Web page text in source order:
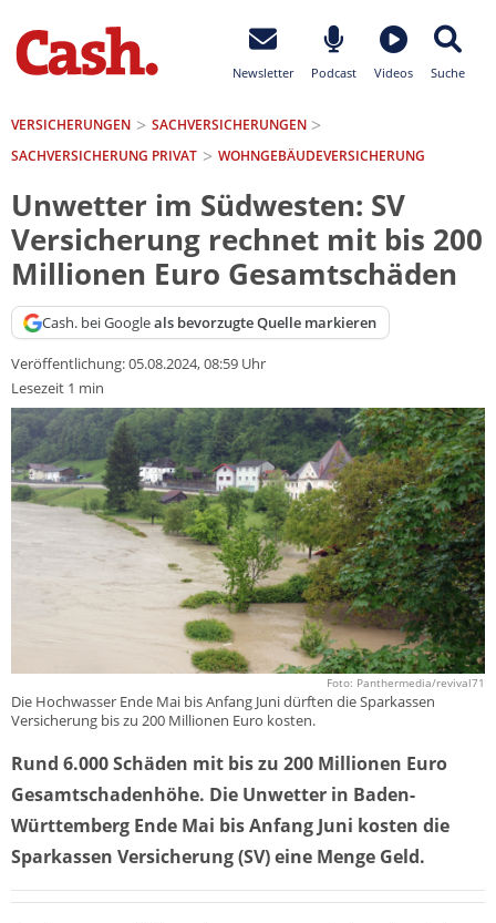
Newsletter Podcast Videos Suche
VERSICHERUNGEN
SACH­VERSICHERUNGEN
SACHVERSICHERUNG PRIVAT
WOHNGEBÄUDEVERSICHERUNG
Unwetter im Südwesten: SV
Versicherung rechnet mit bis 200
Millionen Euro Gesamtschäden
Cash. bei Googleals bevorzugte Quelle markieren
Veröffentlichung:05.08.2024, 08:59 Uhr
Lesezeit 1 min
Foto: Panthermedia/revival71
Die Hochwasser Ende Mai bis Anfang Juni dürften die Sparkassen
Versicherung bis zu 200 Millionen Euro kosten.
Rund 6.000 Schäden mit bis zu 200 Millionen Euro
Gesamtschadenhöhe. Die Unwetter in Baden-
Württemberg Ende Mai bis Anfang Juni kosten die
Sparkassen Versicherung (SV) eine Menge Geld.